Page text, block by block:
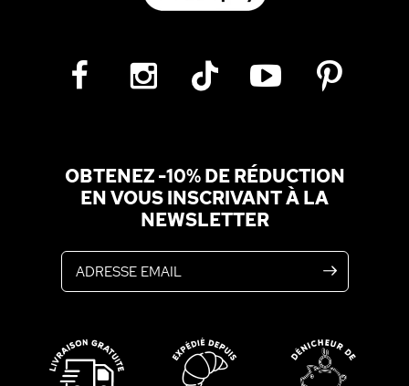
OBTENEZ -10% DE RÉDUCTION
EN VOUS INSCRIVANT À LA
NEWSLETTER